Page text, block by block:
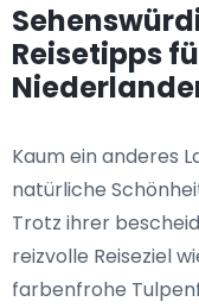
Reisetipps
Kaum ein anderes
natürliche
Trotz ihrer
reizvolle Reiseziel
farbenfrohe